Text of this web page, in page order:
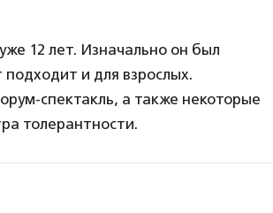
12 лет. Изначально он был
и для взрослых.
спектакль, а также некоторые
толерантности.